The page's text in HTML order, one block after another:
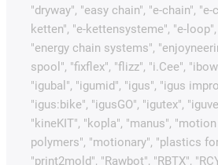
"dryway", "easy chain", "e-chain",
ketten", "e-kettensysteme", "e-
"energy chain systems",
spool", "fixflex", "flizz", "i.Cee",
"igubal", "igumid", "igus", "igus
"igus:bike", "igusGO", "igutex",
"kineKIT", "kopla", "manus",
polymers", "motionary", "plastics
"print2mold", "Rawbot", "RBTX",